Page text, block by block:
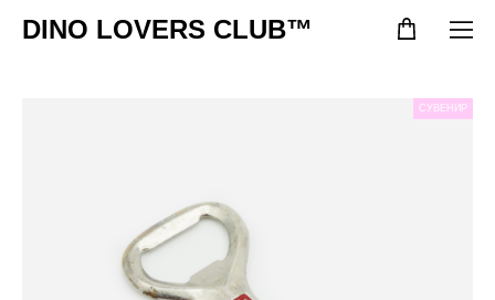
DINO LOVERS CLUB™
СУВЕНИР